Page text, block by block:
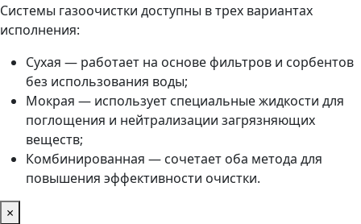
Системы газоочистки доступны в трех вариантах
исполнения:
Сухая — работает на основе фильтров и сорбентов
без использования воды;
Мокрая — использует специальные жидкости для
поглощения и нейтрализации загрязняющих
веществ;
Комбинированная — сочетает оба метода для
повышения эффективности очистки.
×